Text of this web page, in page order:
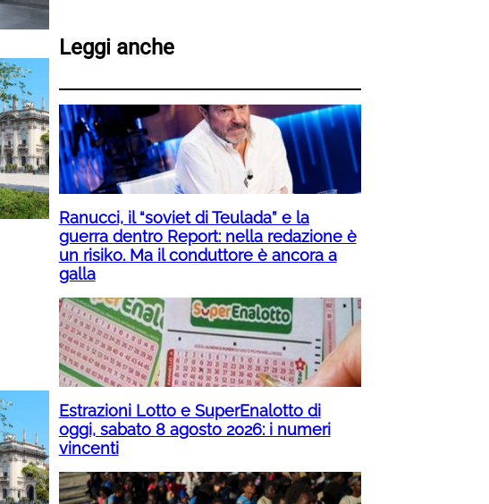
Leggi anche
Ranucci, il “soviet di Teulada” e la
guerra dentro Report: nella redazione è
un risiko. Ma il conduttore è ancora a
galla
Estrazioni Lotto e SuperEnalotto di
oggi, sabato 8 agosto 2026: i numeri
vincenti